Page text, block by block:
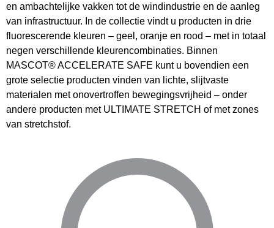
en ambachtelijke vakken tot de windindustrie en de aanleg
van infrastructuur. In de collectie vindt u producten in drie
fluorescerende kleuren – geel, oranje en rood – met in totaal
negen verschillende kleurencombinaties. Binnen
MASCOT® ACCELERATE SAFE kunt u bovendien een
grote selectie producten vinden van lichte, slijtvaste
materialen met onovertroffen bewegingsvrijheid – onder
andere producten met ULTIMATE STRETCH of met zones
van stretchstof.